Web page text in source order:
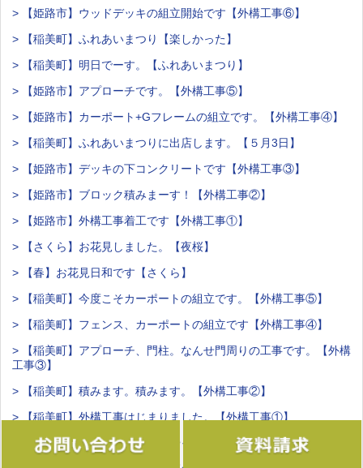
> 【姫路市】ウッドデッキの組立開始です【外構工事⑥】
> 【稲美町】ふれあいまつり【楽しかった】
> 【稲美町】明日でーす。【ふれあいまつり】
> 【姫路市】アプローチです。【外構工事⑤】
> 【姫路市】カーポート+Gフレームの組立です。【外構工事④】
> 【稲美町】ふれあいまつりに出店します。【５月3日】
> 【姫路市】デッキの下コンクリートです【外構工事③】
> 【姫路市】ブロック積みまーす！【外構工事②】
> 【姫路市】外構工事着工です【外構工事①】
> 【さくら】お花見しました。【夜桜】
> 【春】お花見日和です【さくら】
> 【稲美町】今度こそカーポートの組立です。【外構工事⑤】
> 【稲美町】フェンス、カーポートの組立です【外構工事④】
> 【稲美町】アプローチ、門柱。なんせ門周りの工事です。【外構
工事③】
> 【稲美町】積みます。積みます。【外構工事②】
> 【稲美町】外構工事はじまりました。【外構工事①】
> 【加古川市】造園屋の出番がやってきました。【外構工事③】